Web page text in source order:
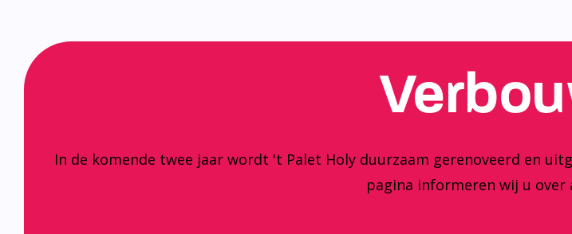
In de komende twee jaar wordt 't Palet Holy duurzaam gerenoveerd en
pagina informeren wij u over